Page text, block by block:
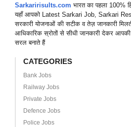
Sarkaririsults.com भारत का पहला 100%
यहाँ आपको Latest Sarkari Job, Sarkari
सरकारी योजनाओं की सटीक व तेज़ जानकारी
आधिकारिक स्रोतों से सीधी जानकारी देकर आपकी
सरल बनाते हैं
CATEGORIES
Bank Jobs
Railway Jobs
Private Jobs
Defence Jobs
Police Jobs